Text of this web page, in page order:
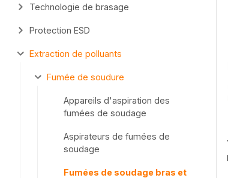
Technologie de brasage
Protection ESD
Extraction de polluants
Fumée de soudure
Appareils d'aspiration des
fumées de soudage
Aspirateurs de fumées de
soudage
Fumées de soudage bras et